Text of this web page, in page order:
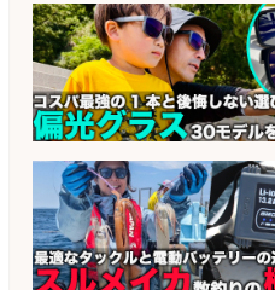
「堺市堺区」「時給
祝金10万円/自転車部品
組立/堺市堺区の工場/未
会社名
パーソルファクト
日払いOKで即日収入/
「広島市佐伯区」お魚